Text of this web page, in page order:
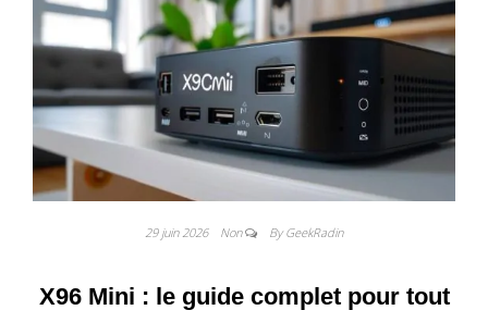
29 juin 2026 Non By GeekRadin
X96 Mini : le guide complet pour tout